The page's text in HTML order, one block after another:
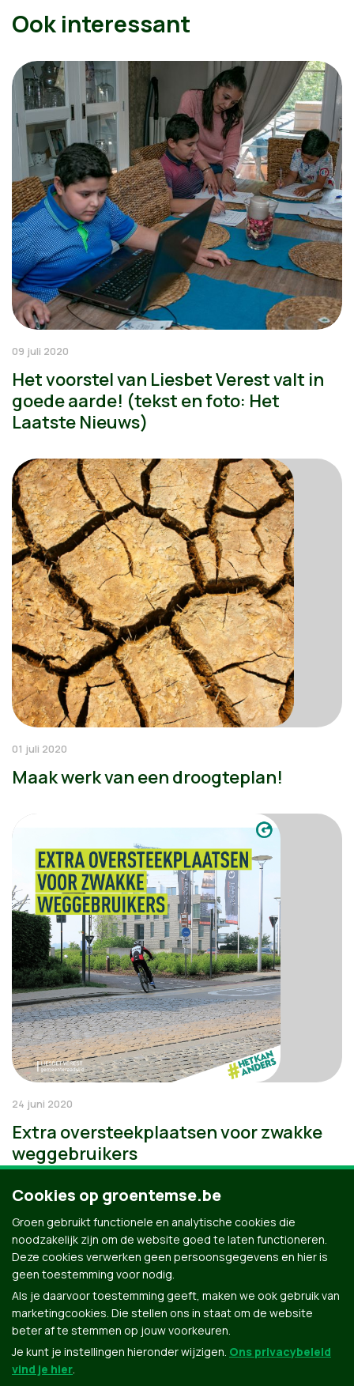
Ook interessant
09 juli 2020
Het voorstel van Liesbet Verest valt in
goede aarde! (tekst en foto: Het
Laatste Nieuws)
01 juli 2020
Maak werk van een droogteplan!
24 juni 2020
Extra oversteekplaatsen voor zwakke
weggebruikers
Cookies op groentemse.be
Groen gebruikt functionele en analytische cookies die
noodzakelijk zijn om de website goed te laten functioneren.
Deze cookies verwerken geen persoonsgegevens en hier is
geen toestemming voor nodig.
Als je daarvoor toestemming geeft, maken we ook gebruik van
marketingcookies. Die stellen ons in staat om de website
beter af te stemmen op jouw voorkeuren.
Je kunt je instellingen hieronder wijzigen. Ons privacybeleid
vind je hier.